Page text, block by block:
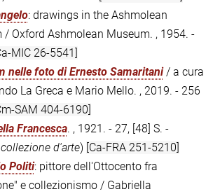
: drawings in the Ashmolean
/ Oxford Ashmolean Museum. , 1954. -
MIC 26-5541]
nelle foto di Ernesto Samaritani/ a cura
La Greca e Mario Mello. , 2019. - 256
SAM 404-6190]
Francesca. , 1921. - 27, [48] S. -
d'arte) [Ca-FRA 251-5210]
Politi: pittore dell'Ottocento fra
e collezionismo / Gabriella